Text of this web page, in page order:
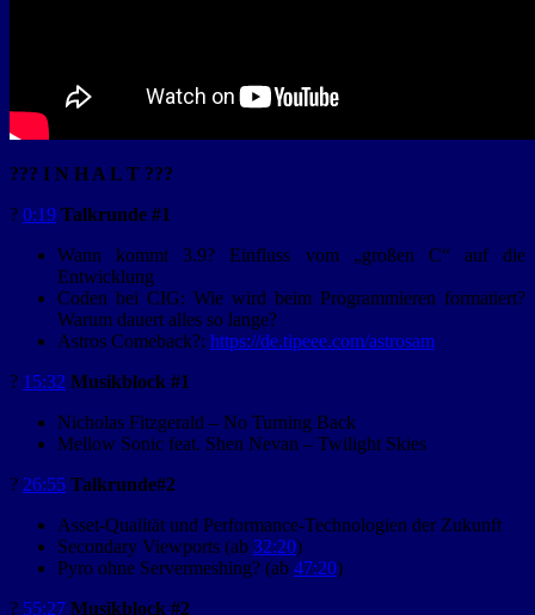
??? I N H A L T ???
?️ 0:19 Talkrunde #1
Wann kommt 3.9? Einfluss vom „großen C“ auf die
Entwicklung
Coden bei CIG: Wie wird beim Programmieren formatiert?
Warum dauert alles so lange?
Astros Comeback?: https://de.tipeee.com/astrosam
? 15:32 Musikblock #1
Nicholas Fitzgerald – No Turning Back
Mellow Sonic feat. Shen Nevan – Twilight Skies
?️ 26:55 Talkrunde#2
Asset-Qualität und Performance-Technologien der Zukunft
Secondary Viewports (ab 32:20)
Pyro ohne Servermeshing? (ab 47:20)
? 55:27 Musikblock #2